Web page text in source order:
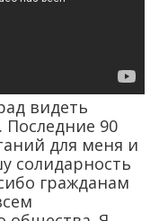
видеть
90
для меня и
солидарность
гражданам